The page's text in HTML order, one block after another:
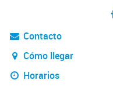
Contacto
Cómo llegar
Horarios